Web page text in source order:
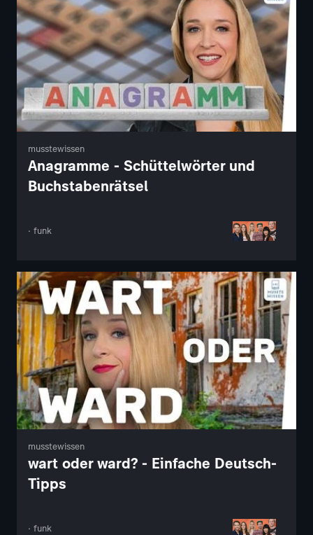
musstewissen
Anagramme - Schüttelwörter und
Buchstabenrätsel
· funk
musstewissen
wart oder ward? - Einfache Deutsch-
Tipps
· funk